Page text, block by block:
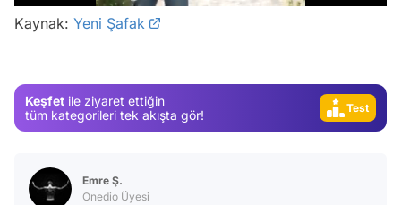
Kaynak: Yeni Şafak
Keşfet ile ziyaret ettiğin
tüm kategorileri tek akışta gör!
Test
Emre Ş.
Onedio Üyesi